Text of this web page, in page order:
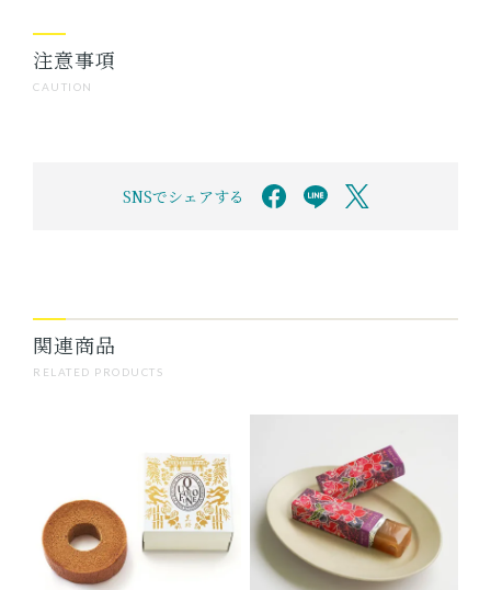
CAUTION
注意事項
SNSでシェアする
RELATED PRODUCTS
関連商品